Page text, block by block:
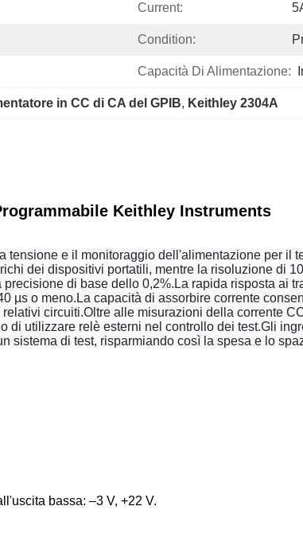
Current:
Condition:
Capacità Di Alimentazione:
in CC di CA del GPIB, Keithley 2304A
Keithley Instruments
tensione e il monitoraggio dell'alimentazione per il
dei dispositivi portatili, mentre la risoluzione di
di base dello 0,2%.La rapida risposta ai
µs o meno.La capacità di assorbire corrente
circuiti.Oltre alle misurazioni della corrente
di utilizzare relè esterni nel controllo dei test.Gli
sistema di test, risparmiando così la spesa e lo
bassa: –3 V, +22 V.